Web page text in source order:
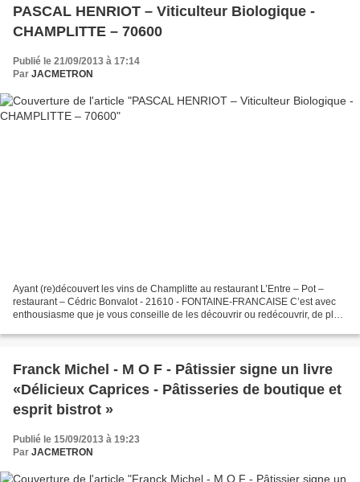
PASCAL HENRIOT – Viticulteur Biologique -
CHAMPLITTE – 70600
Publié le 21/09/2013 à 17:14
Par JACMETRON
Ayant (re)découvert les vins de Champlitte au restaurant L’Entre – Pot –
restaurant – Cédric Bonvalot - 21610 - FONTAINE-FRANCAISE C’est avec
enthousiasme que je vous conseille de les découvrir ou redécouvrir, de plus
Franck Michel - M O F - Pâtissier signe un livre
«Délicieux Caprices - Pâtisseries de boutique et
esprit bistrot »
Publié le 15/09/2013 à 19:23
Par JACMETRON